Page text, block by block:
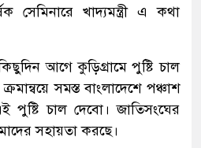
সেমিনারে খাদ্যমন্ত্রী এ কথা
আগে কুড়িগ্রামে পুষ্টি চাল
সমস্ত বাংলাদেশে পঞ্চাশ
পুষ্টি চাল দেবো। জাতিসংঘের
সহায়তা করছে।